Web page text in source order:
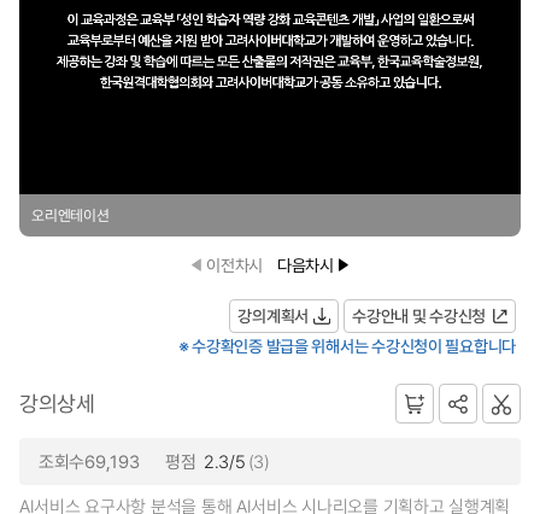
Video
오리엔테이션
이전차시 다음차시
강의계획서
수강안내 및 수강신청
※ 수강확인증 발급을 위해서는 수강신청이 필요합니다
강의상세
조회수69,193 평점 2.3/5 (3)
AI서비스 요구사항 분석을 통해 AI서비스 시나리오를 기획하고 실행계획